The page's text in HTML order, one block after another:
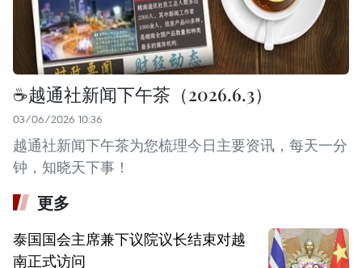
☕️越通社新闻下午茶（2026.6.3）
03/06/2026 10:36
越通社新闻下午茶为您梳理今日主要资讯，每天一分
钟，知晓天下事！
更多
泰国国会主席兼下议院议长结束对越
南正式访问